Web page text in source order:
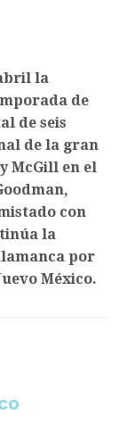
la
de
de seis
de la gran
McGill en el
con
la
por
México.